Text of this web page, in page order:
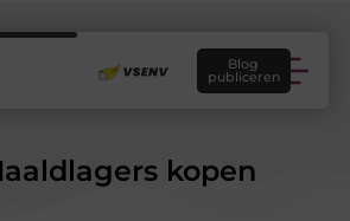
Blog
publiceren
kopen